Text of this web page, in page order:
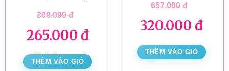
390.000đ
265.000 đ
THÊM VÀO GIỎ
657.000đ
320.000 đ
THÊM VÀO GIỎ